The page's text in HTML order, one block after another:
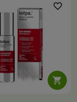

favorite_border